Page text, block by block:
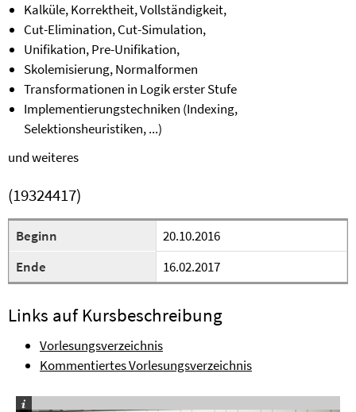
Kalküle, Korrektheit, Vollständigkeit,
Cut-Elimination, Cut-Simulation,
Unifikation, Pre-Unifikation,
Skolemisierung, Normalformen
Transformationen in Logik erster Stufe
Implementierungstechniken (Indexing,
Selektionsheuristiken, ...)
und weiteres
(19324417)
Beginn
20.10.2016
Ende
16.02.2017
Links auf Kursbeschreibung
Vorlesungsverzeichnis
Kommentiertes Vorlesungsverzeichnis